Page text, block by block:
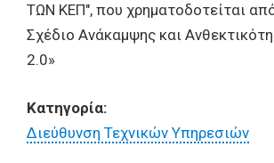
ΤΩΝ ΚΕΠ", που χρηματοδοτείται
Σχέδιο Ανάκαμψης και
2.0»
Κατηγορία:
Διεύθυνση Τεχνικών Υπηρεσιών